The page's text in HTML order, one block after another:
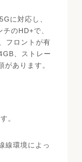
に対応し、
のHD+で、
フロントが有
、ストレー
あります。
。
線環境によっ